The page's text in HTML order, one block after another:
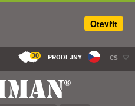
30 PRODEJNY CS
Otevřít